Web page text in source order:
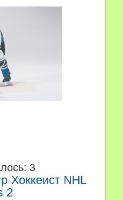
3
Хоккеист NHL
2